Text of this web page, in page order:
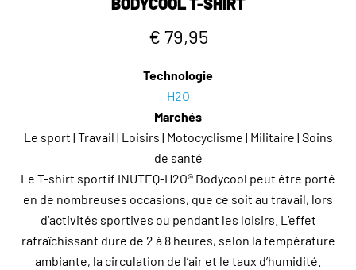
€ 79,95
Technologie
H2O
Marchés
Le sport | Travail | Loisirs | Motocyclisme | Militaire | Soins
de santé
Le T-shirt sportif INUTEQ-H2O® Bodycool peut être porté
en de nombreuses occasions, que ce soit au travail, lors
d’activités sportives ou pendant les loisirs. L’effet
rafraîchissant dure de 2 à 8 heures, selon la température
ambiante, la circulation de l’air et le taux d’humidité.